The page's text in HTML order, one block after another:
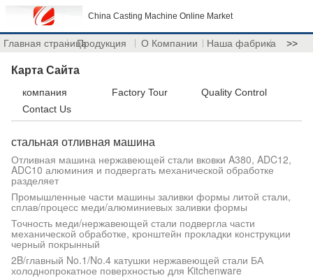
China Casting Machine Online Market
Главная страницаПродукция О Компании Наша фабрика >>
Карта Сайта
компания Factory Tour
Quality Control
Contact Us
стальная отливная машина
Отливная машина нержавеющей стали вковки A380, ADC12,
ADC10 алюминия и подвергать механической обработке
разделяет
Промышленные части машины заливки формы литой стали,
сплав/процесс меди/алюминиевых заливки формы
Точность меди/нержавеющей стали подвергла части
механической обработке, кронштейн прокладки конструкции
черный покрынный
2B/главный No.1/No.4 катушки нержавеющей стали БА
холоднопрокатное поверхностью для Kitchenware